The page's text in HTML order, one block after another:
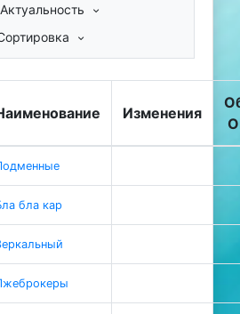
Актуальность
Изменения
бла кар